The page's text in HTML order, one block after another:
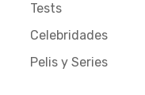
Tests
Celebridades
Pelis y Series